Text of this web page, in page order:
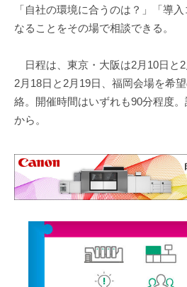
「自社の環境に合うのは？」「導
なることをその場で相談できる。
日程は、東京・大阪は2月10日と
2月18日と2月19日、福岡会場を希
絡。開催時間はいずれも90分程度
から。